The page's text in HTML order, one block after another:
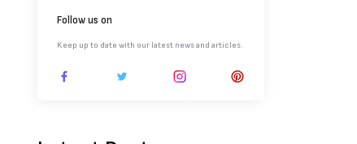
Follow us on
Keep up to date with our latest news and articles.